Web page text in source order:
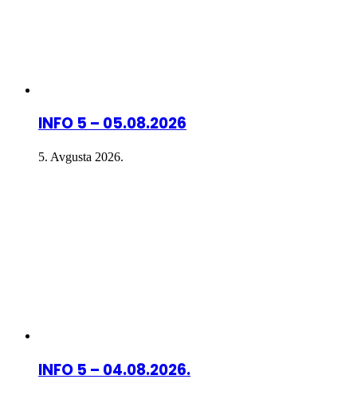
INFO 5 – 05.08.2026
5. Avgusta 2026.
INFO 5 – 04.08.2026.